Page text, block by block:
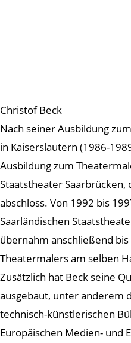
Christof Beck
Nach seiner Ausbildung
in Kaiserslautern (1986-
Ausbildung zum
Staatstheater Saarbrücken,
abschloss. Von 1992 bis
Saarländischen
übernahm anschließend
Theatermalers am selben
Zusätzlich hat Beck seine
ausgebaut, unter anderem
technisch-künstlerischen
Europäischen Medien- und